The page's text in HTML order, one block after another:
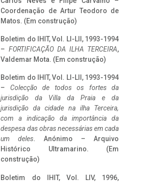
Coordenação de Artur Teodoro de
Matos. (Em construção)
Boletim do IHIT, Vol. LI-LII, 1993-1994
– FORTIFICAÇÃO DA ILHA TERCEIRA,
Valdemar Mota. (Em construção)
Boletim do IHIT, Vol. LI-LII, 1993-1994
– Colecção de todos os fortes da
jurisdição da Villa da Praia e da
jurisdição da cidade na ilha Terceira,
com a indicação da importância da
despesa das obras necessárias em cada
um deles. Anónimo – Arquivo
Histórico Ultramarino. (Em
construção)
Boletim do IHIT, Vol. LIV, 1996,